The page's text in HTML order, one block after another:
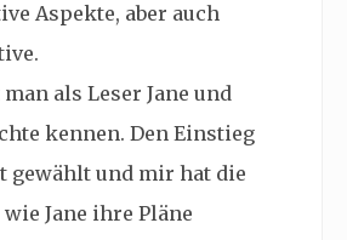
Aspekte, aber auch
als Leser Jane und
kennen. Den Einstieg
gewählt und mir hat die
Jane ihre Pläne